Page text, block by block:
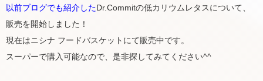
以前ブログでも紹介したDr.Commitの低カリウムレタスについて、
販売を開始しました！
現在はニシナ フードバスケットにて販売中です。
スーパーで購入可能なので、是非探してみてください^^